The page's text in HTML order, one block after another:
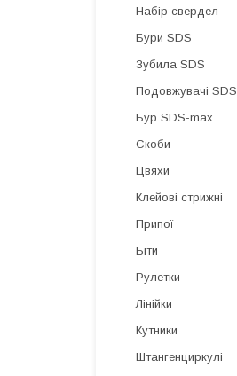
Набір свердел
Бури SDS
Зубила SDS
Подовжувачі SDS
Бур SDS-max
Скоби
Цвяхи
Клейові стрижні
Припої
Біти
Рулетки
Лінійки
Кутники
Штангенциркулі